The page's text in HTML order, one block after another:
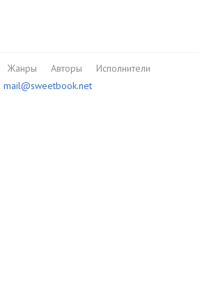
Жанры Авторы
Исполнители
mail@sweetbook.net